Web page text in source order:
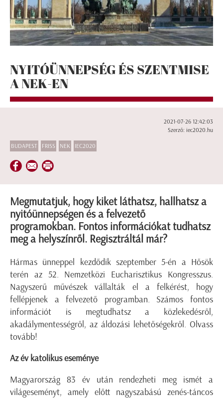
NYITÓÜNNEPSÉG ÉS SZENTMISE
A NEK-EN
2021-07-26 12:42:03
Szerző: iec2020.hu
BUDAPEST FRISS NEK IEC2020
Megmutatjuk, hogy kiket láthatsz, hallhatsz a
nyitóünnepségen és a felvezető
programokban. Fontos információkat tudhatsz
meg a helyszínről. Regisztráltál már?
Hármas ünneppel kezdődik szeptember 5-én a Hősök
terén az 52. Nemzetközi Eucharisztikus Kongresszus.
Nagyszerű művészek vállalták el a felkérést, hogy
fellépjenek a felvezető programban. Számos fontos
információt is megtudhatsz a közlekedésről,
akadálymentességről, az áldozási lehetőségekről. Olvass
tovább!
Az év katolikus eseménye
Magyarország 83 év után rendezheti meg ismét a
világeseményt, amely előtt nagyszabású zenés-táncos